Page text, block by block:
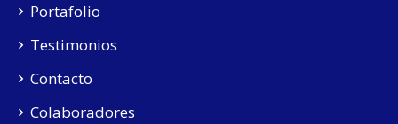
Portafolio
Testimonios
Contacto
Colaboradores